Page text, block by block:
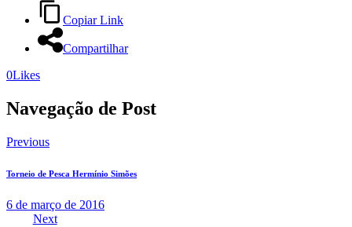
Copiar Link
Compartilhar
0Likes
Navegação de Post
Previous
Torneio de Pesca Hermínio Simões
6 de março de 2016
Next